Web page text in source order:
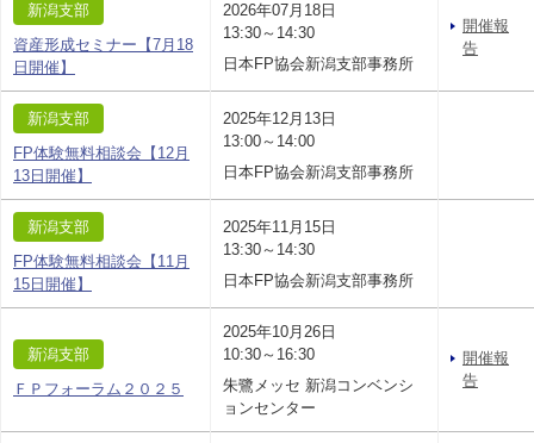
新潟支部
資産形成セミナー【7月18
日開催】
2026年07月18日
13:30～14:30
日本FP協会新潟支部事務所
開催報
告
新潟支部
FP体験無料相談会【12月
13日開催】
2025年12月13日
13:00～14:00
日本FP協会新潟支部事務所
新潟支部
FP体験無料相談会【11月
15日開催】
2025年11月15日
13:30～14:30
日本FP協会新潟支部事務所
新潟支部
ＦＰフォーラム２０２５
2025年10月26日
10:30～16:30
朱鷺メッセ 新潟コンベンシ
ョンセンター
開催報
告